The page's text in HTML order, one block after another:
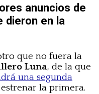
anuncios de
dieron en la
que no fuera la
Luna, de la que
una segunda
la primera.